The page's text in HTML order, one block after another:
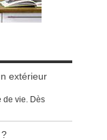
extérieur
de vie. Dès